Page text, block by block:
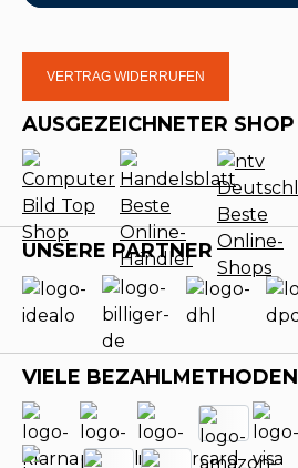
VERTRAG WIDERRUFEN
AUSGEZEICHNETER SHOP
UNSERE PARTNER
VIELE BEZAHLMETHODEN